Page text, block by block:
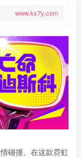
www.kx7y.com
碰撞。在这款霓虹